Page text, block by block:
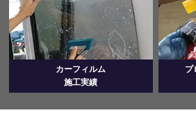
カーフィルム
施工実績
プ